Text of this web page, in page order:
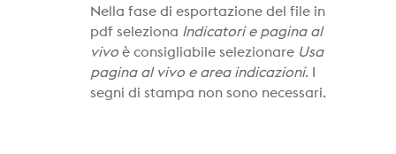
Nella fase di esportazione del file in
pdf seleziona Indicatori e pagina al
vivo è consigliabile selezionare Usa
pagina al vivo e area indicazioni. I
segni di stampa non sono necessari.